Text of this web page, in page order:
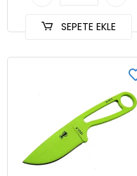
SEPETE EKLE